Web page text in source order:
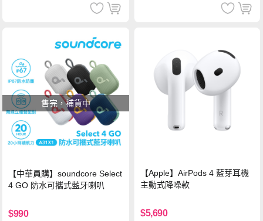
售完，補貨中
【中華員購】soundcore Select
4 GO 防水可攜式藍牙喇叭
$990
【Apple】AirPods 4 藍芽耳機
主動式降噪款
$5,690